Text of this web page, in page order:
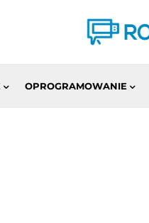
OPROGRAMOWANIE